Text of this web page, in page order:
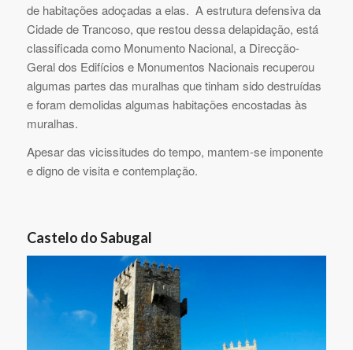
de habitações adoçadas a elas. A estrutura defensiva da
Cidade de Trancoso, que restou dessa delapidação, está
classificada como Monumento Nacional, a Direcção-
Geral dos Edifícios e Monumentos Nacionais recuperou
algumas partes das muralhas que tinham sido destruídas
e foram demolidas algumas habitações encostadas às
muralhas.
Apesar das vicissitudes do tempo, mantem-se imponente
e digno de visita e contemplação.
Castelo do Sabugal